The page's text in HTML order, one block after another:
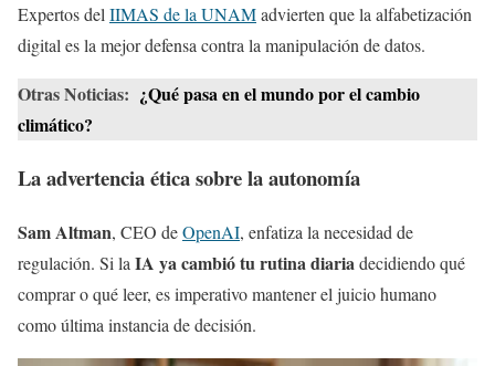
Expertos del IIMAS de la UNAMadvierten que la alfabetización
digital es la mejor defensa contra la manipulación de datos.
Otras Noticias: ¿Qué pasa en el mundo por el cambio
climático?
La advertencia ética sobre la autonomía
Sam Altman, CEO deOpenAI, enfatiza la necesidad de
regulación. Si laIA ya cambió tu rutina diariadecidiendo qué
comprar o qué leer, es imperativo mantener el juicio humano
como última instancia de decisión.